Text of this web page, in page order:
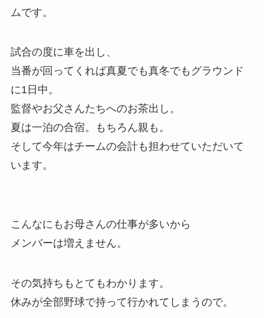
ムです。
試合の度に車を出し、
当番が回ってくれば真夏でも真冬でもグラウンド
に1日中。
監督やお父さんたちへのお茶出し。
夏は一泊の合宿。もちろん親も。
そして今年はチームの会計も担わせていただいて
います。
こんなにもお母さんの仕事が多いから
メンバーは増えません。
その気持ちもとてもわかります。
休みが全部野球で持って行かれてしまうので。